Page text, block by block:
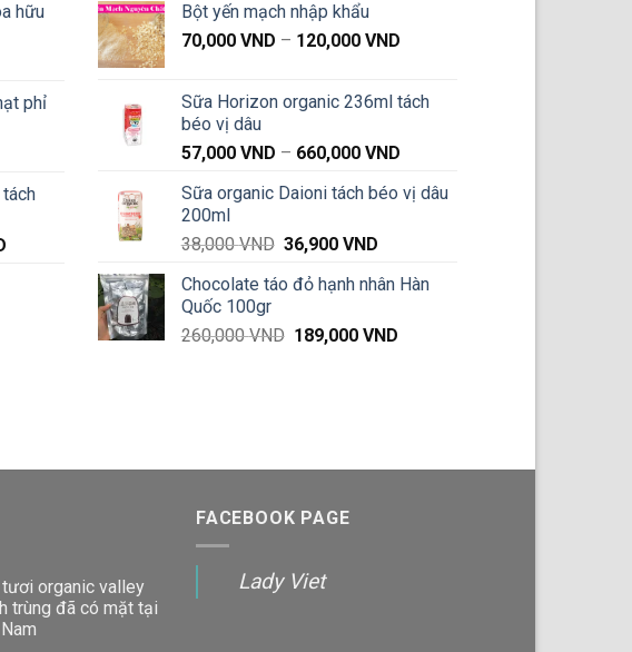
hữu
phỉ
57,000 VND
Bột yến mạch nhập khẩu
70,000 VND – 120,000 VNDKhoảng
70,000 VND
120,000 VND
Sữa Horizon organic 236ml tách
béo vị dâu
57,000 VND – 660,000 VNDKhoảng
từ
Sữa organic Daioni tách béo vị dâu
200ml
38,000VND Giá
là:
36,900VND
tại
36,900 VND.
Chocolate táo đỏ hạnh nhân Hàn
Quốc 100gr
260,000VND Giá
189,000VND
organic valley
trùng đã có mặt tại
FACEBOOK PAGE
Lady Viet